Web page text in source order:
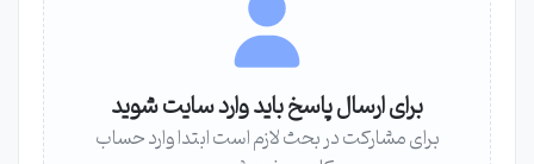
برای ارسال پاسخ باید وارد سایت شوید
برای مشارکت در بحث لازم است ابتدا وارد حساب